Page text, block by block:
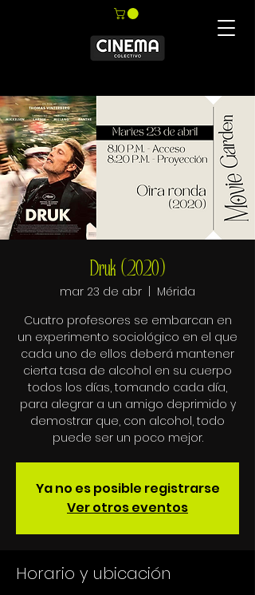
Druk (2020)
mar 23 de abr
Mérida
Cuatro profesores se embarcan en
un experimento sociológico en el que
cada uno de ellos deberá mantener
cierta tasa de alcohol en su cuerpo
todos los días, tomando cada día,
para alegrar a un amigo deprimido y
demostrar que, con alcohol, todo
puede ser un poco mejor.
Ya no es posible registrarse
Ver otros eventos
Horario y ubicación